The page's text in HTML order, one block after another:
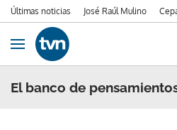
Últimas noticias José Raúl Mulino
Ir al contenido
Obrir navegació
El banco de